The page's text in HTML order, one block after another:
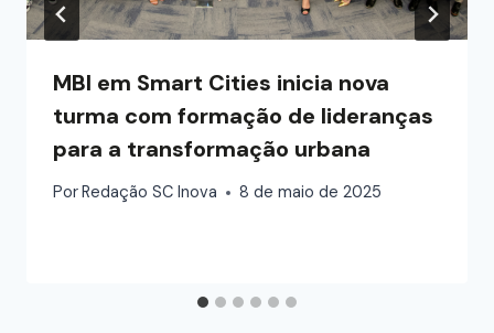
MBI em Smart Cities inicia nova
turma com formação de lideranças
para a transformação urbana
PorRedação SC Inova 8 de maio de 2025